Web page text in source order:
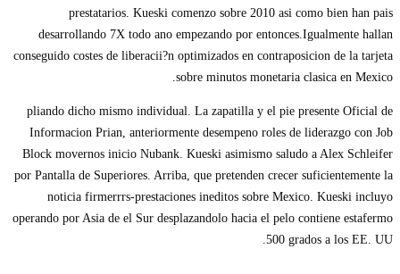
prestatarios. Kueski comenzo sobre 2010 asi­ como bien han pais
desarrollando 7X todo ano empezando por entonces.Igualmente hallan
conseguido costes de liberacii?n optimizados en contraposicion de la tarjeta
sobre minutos monetaria clasica en Mexico.
pliando dicho mismo individual. La zapatilla y el pie presente Oficial de
Informacion Prian, anteriormente desempeno roles de liderazgo con Job
Block movernos inicio Nubank. Kueski asimismo saludo a Alex Schleifer
por Pantalla de Superiores. Arriba, que pretenden crecer suficientemente la
noticia firmerrrs-prestaciones ineditos sobre Mexico. Kueski incluyo
operando por Asia de el Sur desplazandolo hacia el pelo contiene estafermo
500 grados a los EE. UU.